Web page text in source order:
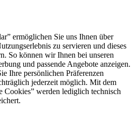
ermöglichen Sie uns Ihnen über
zu servieren und dieses
So können wir Ihnen bei unseren
und passende Angebote anzeigen.
Ihre persönlichen Präferenzen
jederzeit möglich. Mit dem
werden lediglich technisch